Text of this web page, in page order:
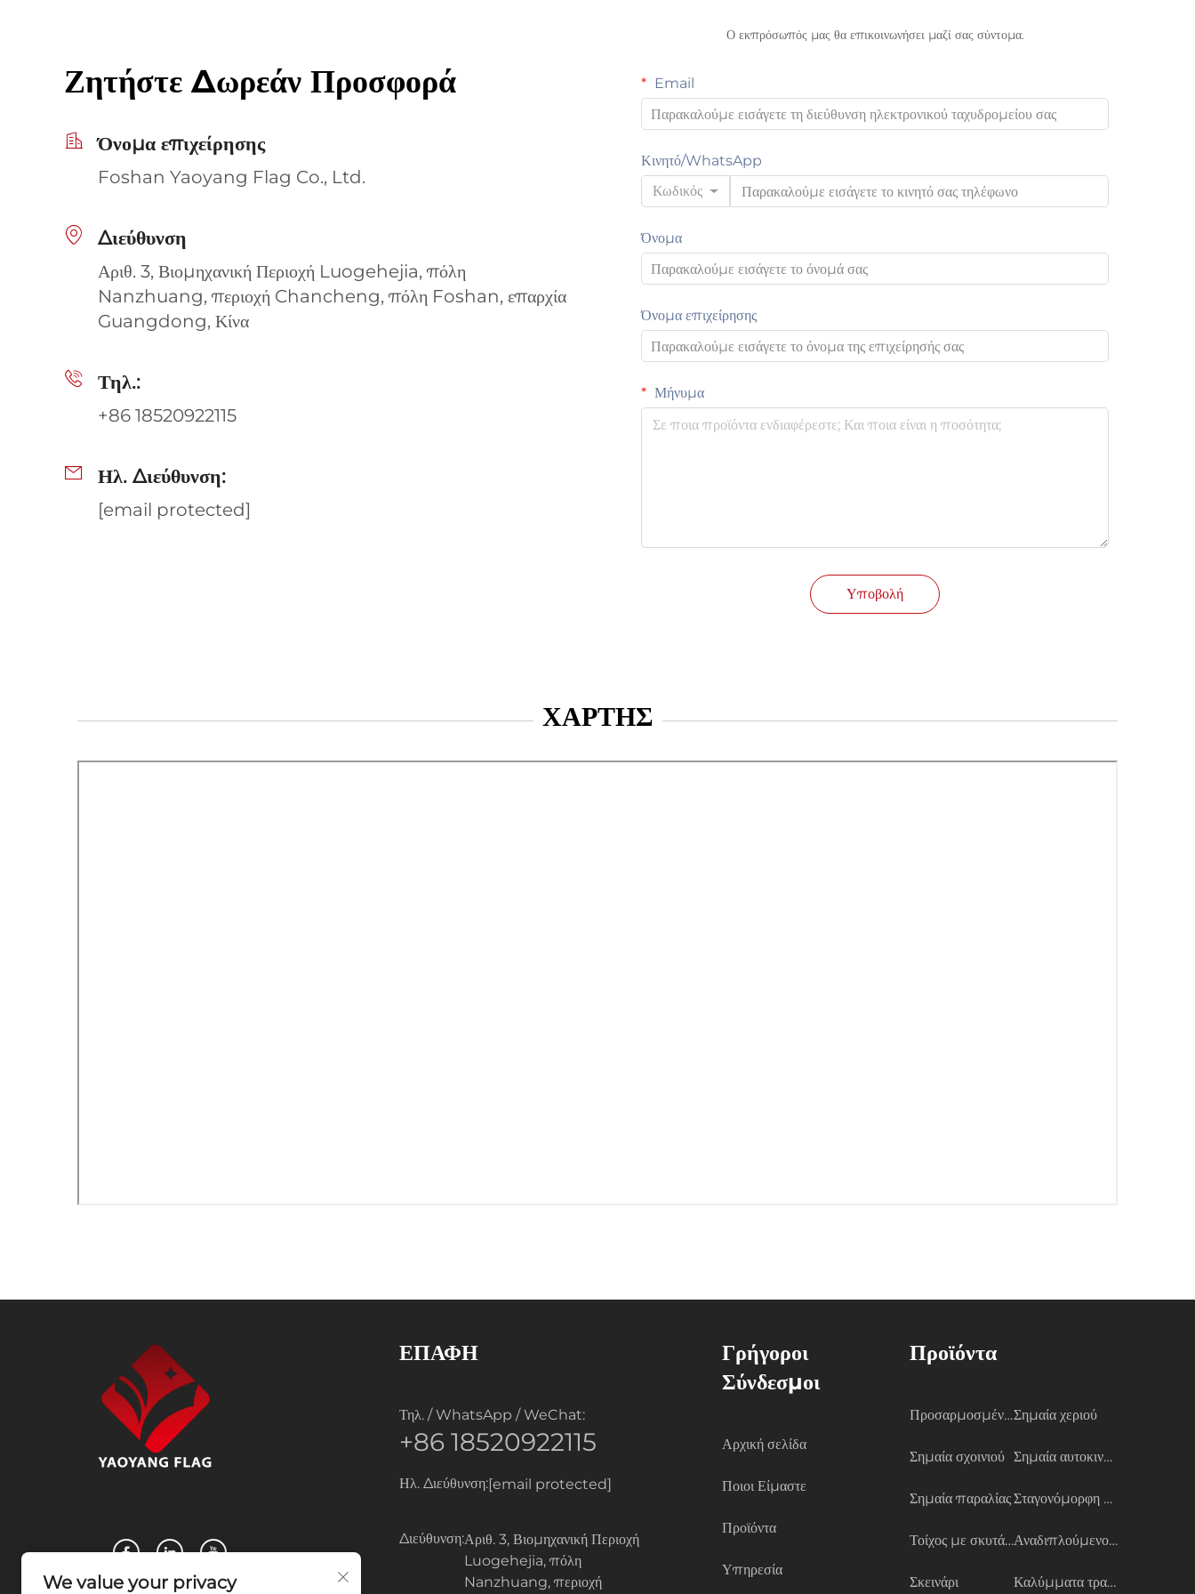
Ζητήστε Δωρεάν Προσφορά
Όνομα επιχείρησης
Foshan Yaoyang Flag Co., Ltd.
Διεύθυνση
Αριθ. 3, Βιομηχανική Περιοχή Luogehejia, πόλη
Nanzhuang, περιοχή Chancheng, πόλη Foshan, επαρχία
Guangdong, Κίνα
Τηλ.:
+86 18520922115
Ηλ. Διεύθυνση:
[email protected]
Ο εκπρόσωπός μας θα επικοινωνήσει μαζί σας σύντομα.
Email
Κινητό/WhatsApp
Κωδικός
Όνομα
Όνομα επιχείρησης
Μήνυμα
Υποβολή
ΧΑΡΤΗΣ
ΕΠΑΦΗ
Τηλ. / WhatsApp / WeChat:
+86 18520922115
Ηλ. Διεύθυνση:[email protected]
Διεύθυνση:Αριθ. 3, Βιομηχανική Περιοχή
Luogehejia, πόλη
Nanzhuang, περιοχή
Γρήγοροι
Σύνδεσμοι
Αρχική σελίδα
Ποιοι Είμαστε
Προϊόντα
Υπηρεσία
Προϊόντα
Προσαρμοσμένη σημαίαΣημαία χεριού
Σημαία σχοινιού Σημαία αυτοκινήτου
Σημαία παραλίας Σταγονόμορφη σημαία
Τοίχος με σκυτάλη Αναδιπλούμενο banner
Σκεινάρι Καλύμματα τραπεζιών
We value your privacy